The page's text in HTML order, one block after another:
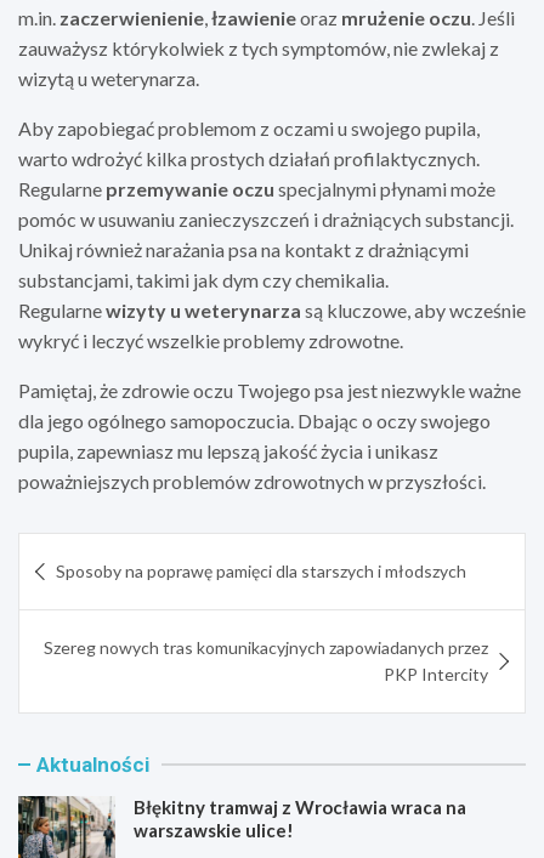
m.in. zaczerwienienie,łzawienieoraz mrużenie oczu. Jeśli
zauważysz którykolwiek z tych symptomów, nie zwlekaj z
wizytą u weterynarza.
Aby zapobiegać problemom z oczami u swojego pupila,
warto wdrożyć kilka prostych działań profilaktycznych.
Regularne przemywanie oczu specjalnymi płynami może
pomóc w usuwaniu zanieczyszczeń i drażniących substancji.
Unikaj również narażania psa na kontakt z drażniącymi
substancjami, takimi jak dym czy chemikalia.
Regularnewizyty u weterynarza są kluczowe, aby wcześnie
wykryć i leczyć wszelkie problemy zdrowotne.
Pamiętaj, że zdrowie oczu Twojego psa jest niezwykle ważne
dla jego ogólnego samopoczucia. Dbając o oczy swojego
pupila, zapewniasz mu lepszą jakość życia i unikasz
poważniejszych problemów zdrowotnych w przyszłości.
wpisu
Sposoby na poprawę pamięci dla starszych i młodszych
Szereg nowych tras komunikacyjnych zapowiadanych przez
PKP Intercity
Aktualności
Błękitny tramwaj z Wrocławia wraca na
warszawskie ulice!